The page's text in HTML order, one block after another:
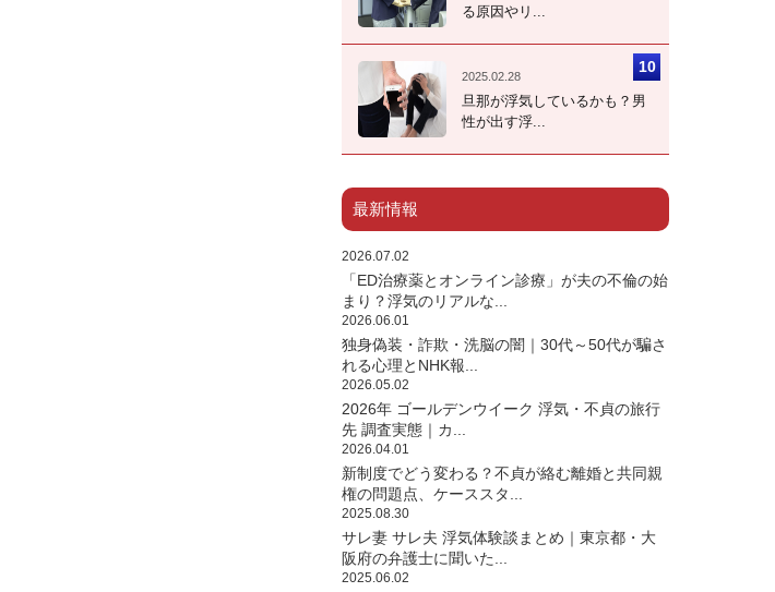
る原因やリ...
2025.02.28
旦那が浮気しているかも？男
性が出す浮...
最新情報
2026.07.02
「ED治療薬とオンライン診療」が夫の不倫の始
まり？浮気のリアルな...
2026.06.01
独身偽装・詐欺・洗脳の闇｜30代～50代が騙さ
れる心理とNHK報...
2026.05.02
2026年 ゴールデンウイーク 浮気・不貞の旅行
先 調査実態｜カ...
2026.04.01
新制度でどう変わる？不貞が絡む離婚と共同親
権の問題点、ケーススタ...
2025.08.30
サレ妻 サレ夫 浮気体験談まとめ｜東京都・大
阪府の弁護士に聞いた...
2025.06.02